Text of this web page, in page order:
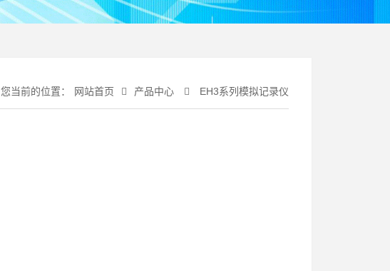
您当前的位置： 网站首页 产品中心 EH3系列模拟记录仪